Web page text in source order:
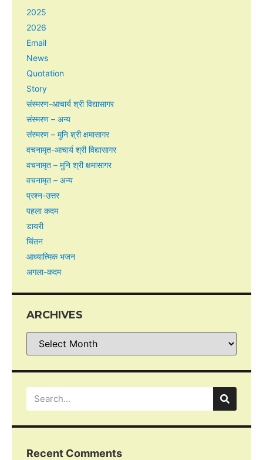
2025
2026
Email
News
Quotation
Story
संस्मरण-आचार्य श्री विद्यासागर
संस्मरण – अन्य
संस्मरण – मुनि श्री क्षमासागर
वचनामृत-आचार्य श्री विद्यासागर
वचनामृत – मुनि श्री क्षमासागर
वचनामृत – अन्य
प्रश्न-उत्तर
पहला कदम
डायरी
चिंतन
आध्यात्मिक भजन
अगला-कदम
ARCHIVES
Recent Comments